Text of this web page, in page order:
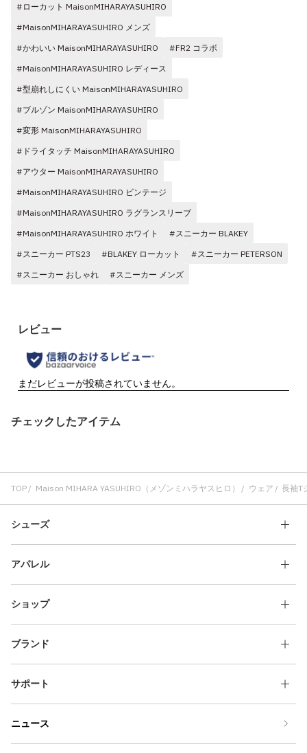
#ローカット MaisonMIHARAYASUHIRO
#MaisonMIHARAYASUHIRO メンズ
#かわいい MaisonMIHARAYASUHIRO
#FR2 コラボ
#MaisonMIHARAYASUHIRO レディース
#型崩れしにくい MaisonMIHARAYASUHIRO
#ブルゾン MaisonMIHARAYASUHIRO
#変形 MaisonMIHARAYASUHIRO
#ドライタッチ MaisonMIHARAYASUHIRO
#アウター MaisonMIHARAYASUHIRO
#MaisonMIHARAYASUHIRO ビンテージ
#MaisonMIHARAYASUHIRO ラグランスリーブ
#MaisonMIHARAYASUHIRO ホワイト
#スニーカー BLAKEY
#スニーカー PTS23
#BLAKEY ローカット
#スニーカー PETERSON
#スニーカー おしゃれ
#スニーカー メンズ
チェックしたアイテム
TOP Maison MIHARA YASUHIRO（メゾンミハラヤスヒロ） ウェア 長袖T
シューズ
アパレル
ショップ
ブランド
サポート
ニュース